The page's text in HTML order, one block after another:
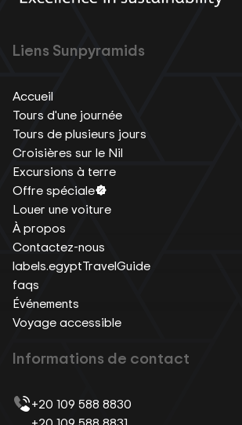
Liens Sunpyramids
Accueil
Tours d'une journée
Tours de plusieurs jours
Croisières sur le Nil
Excursions à terre
Offre spéciale
Louer une voiture
À propos
Contactez-nous
labels.egyptTravelGuide
faqs
Événements
Voyage accessible
Informations de contact
+20 109 588 8830